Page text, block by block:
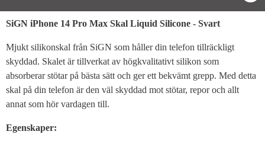
Produktbeskrivning
SiGN iPhone 14 Pro Max Skal Liquid Silicone - Svart
Mjukt silikonskal från SiGN som håller din telefon tillräckligt
skyddad. Skalet är tillverkat av högkvalitativt silikon som
absorberar stötar på bästa sätt och ger ett bekvämt grepp. Med detta
skal på din telefon är den väl skyddad mot stötar, repor och allt
annat som hör vardagen till.
Egenskaper: